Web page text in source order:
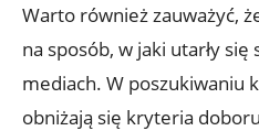
Warto również zauważyć,
na sposób, w jaki utarły
mediach. W poszukiwaniu
obniżają się kryteria